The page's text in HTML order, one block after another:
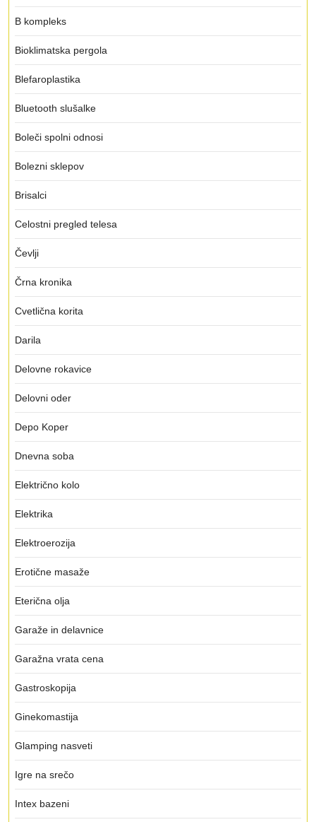
B kompleks
Bioklimatska pergola
Blefaroplastika
Bluetooth slušalke
Boleči spolni odnosi
Bolezni sklepov
Brisalci
Celostni pregled telesa
Čevlji
Črna kronika
Cvetlična korita
Darila
Delovne rokavice
Delovni oder
Depo Koper
Dnevna soba
Električno kolo
Elektrika
Elektroerozija
Erotične masaže
Eterična olja
Garaže in delavnice
Garažna vrata cena
Gastroskopija
Ginekomastija
Glamping nasveti
Igre na srečo
Intex bazeni